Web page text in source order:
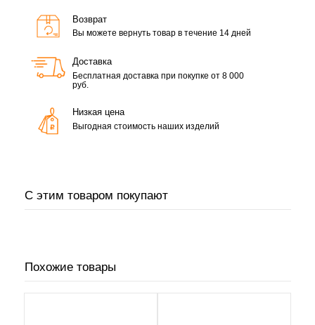
Возврат
Вы можете вернуть товар в течение 14 дней
Доставка
Бесплатная доставка при покупке от 8 000
руб.
Низкая цена
Выгодная стоимость наших изделий
С этим товаром покупают
Похожие товары